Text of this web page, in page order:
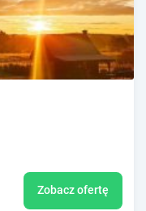
Zobacz ofertę